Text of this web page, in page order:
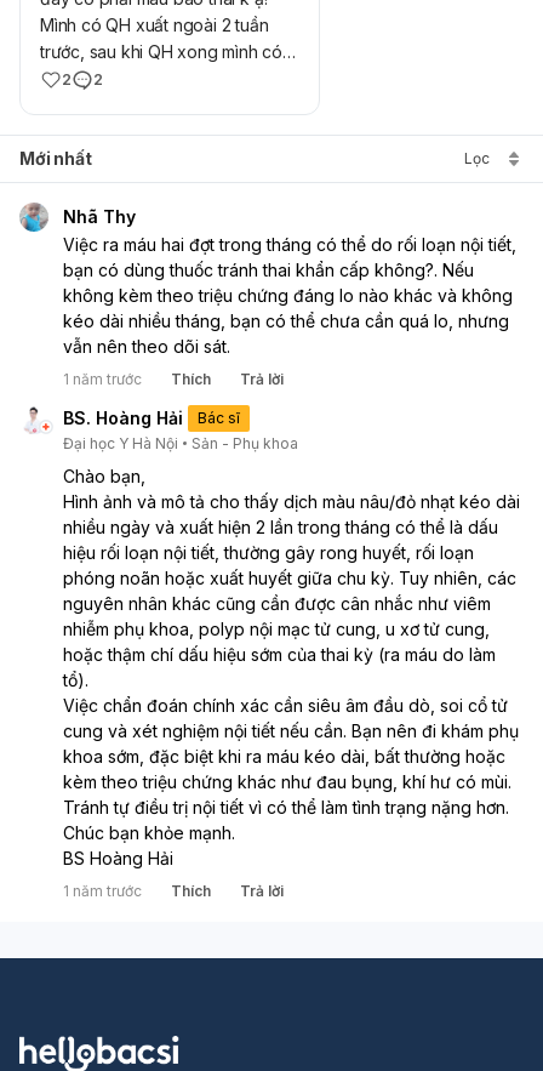
Mình có QH xuất ngoài 2 tuần
trước, sau khi QH xong mình có
uống thuốc ttkc postinor và 1 viên
châu đưa ra. bỗng nhiên đợt này
lại bị sớm hơn trước ,mình hết dc 1
tuần rồi thì hôm nay lại ra máu này
nên đang thắc mắc là bị rối loạn
nội tiết hay là máu báo thai ạ?
2 2
Mới nhất Lọc
Nhã Thy
Việc ra máu hai đợt trong tháng có thể do rối loạn nội tiết,
bạn có dùng thuốc tránh thai khẩn cấp không?. Nếu
không kèm theo triệu chứng đáng lo nào khác và không
kéo dài nhiều tháng, bạn có thể chưa cần quá lo, nhưng
vẫn nên theo dõi sát.
1 năm trước Thích Trả lời
BS. Hoàng Hải
Bác sĩ
Đại học Y Hà Nội
Sản - Phụ khoa
Chào bạn,
Hình ảnh và mô tả cho thấy dịch màu nâu/đỏ nhạt kéo dài
nhiều ngày và xuất hiện 2 lần trong tháng có thể là dấu
hiệu rối loạn nội tiết, thường gây rong huyết, rối loạn
phóng noãn hoặc xuất huyết giữa chu kỳ. Tuy nhiên, các
nguyên nhân khác cũng cần được cân nhắc như viêm
nhiễm phụ khoa, polyp nội mạc tử cung, u xơ tử cung,
hoặc thậm chí dấu hiệu sớm của thai kỳ (ra máu do làm
tổ).
Việc chẩn đoán chính xác cần siêu âm đầu dò, soi cổ tử
cung và xét nghiệm nội tiết nếu cần. Bạn nên đi khám phụ
khoa sớm, đặc biệt khi ra máu kéo dài, bất thường hoặc
kèm theo triệu chứng khác như đau bụng, khí hư có mùi.
Tránh tự điều trị nội tiết vì có thể làm tình trạng nặng hơn.
Chúc bạn khỏe mạnh.
BS Hoàng Hải
1 năm trước Thích Trả lời